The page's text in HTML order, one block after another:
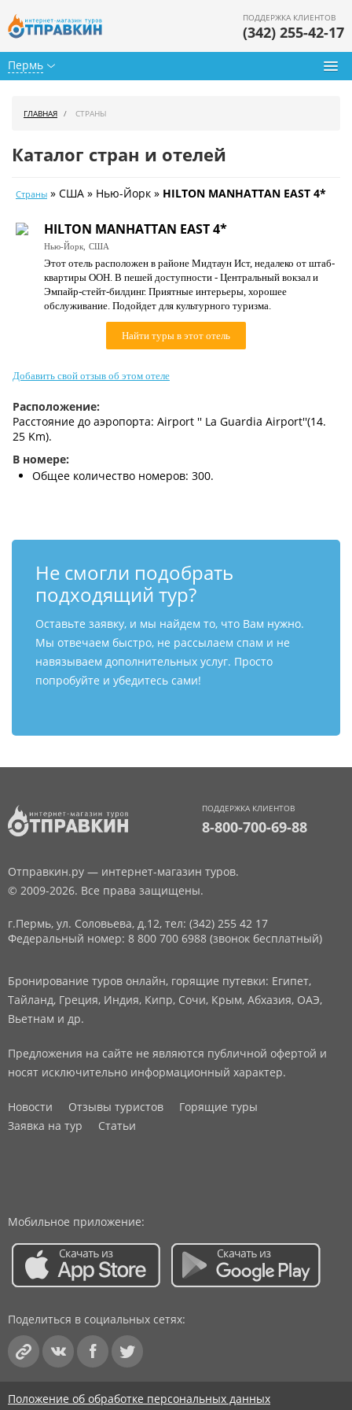
Пермь
ПОДДЕРЖКА КЛИЕНТОВ
(342) 255-42-17
Календарь туров
Цены дня
Страны
Как купить
ГЛАВНАЯ СТРАНЫ
Каталог стран и отелей
Страны » США » Нью-Йорк » HILTON MANHATTAN EAST 4*
HILTON MANHATTAN EAST 4*
Нью-Йорк, США
Этот отель расположен в районе Мидтаун Ист, недалеко от штаб-
квартиры ООН. В пешей доступности - Центральный вокзал и
Эмпайр-стейт-билдинг. Приятные интерьеры, хорошее
обслуживание. Подойдет для культурного туризма.
Найти туры в этот отель
Добавить свой отзыв об этом отеле
Расположение:
Расстояние до аэропорта: Airport '' La Guardia Airport''(14.
25 Km).
В номере:
Общее количество номеров: 300.
Не смогли подобрать
подходящий тур?
Оставьте заявку, и мы найдем то, что Вам нужно.
Мы отвечаем быстро, не рассылаем спам и не
навязываем дополнительных услуг. Просто
попробуйте и убедитесь сами!
ПОДДЕРЖКА КЛИЕНТОВ
8-800-700-69-88
Отправкин.ру — интернет-магазин туров.
© 2009-2026. Все права защищены.
г.Пермь, ул. Соловьева, д.12, тел: (342) 255 42 17
Федеральный номер: 8 800 700 6988 (звонок бесплатный)
Бронирование туров онлайн, горящие путевки: Египет,
Тайланд, Греция, Индия, Кипр, Сочи, Крым, Абхазия, ОАЭ,
Вьетнам и др.
Предложения на сайте не являются публичной офертой и
носят исключительно информационный характер.
Новости Отзывы туристов
Горящие туры
Заявка на тур
Статьи
Мобильное приложение:
Поделиться в социальных сетях:
Положение об обработке персональных данных